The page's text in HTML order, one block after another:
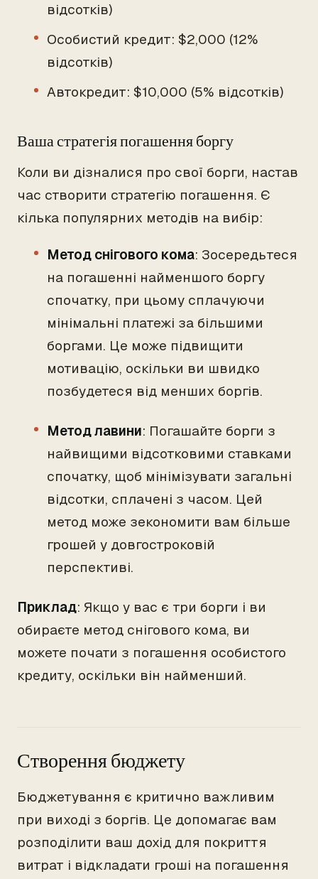
відсотків)
Особистий кредит: $2,000 (12%
відсотків)
Автокредит: $10,000 (5% відсотків)
Ваша стратегія погашення боргу
Коли ви дізналися про свої борги, настав
час створити стратегію погашення. Є
кілька популярних методів на вибір:
Метод снігового кома: Зосередьтеся
на погашенні найменшого боргу
спочатку, при цьому сплачуючи
мінімальні платежі за більшими
боргами. Це може підвищити
мотивацію, оскільки ви швидко
позбудетеся від менших боргів.
Метод лавини: Погашайте борги з
найвищими відсотковими ставками
спочатку, щоб мінімізувати загальні
відсотки, сплачені з часом. Цей
метод може зекономити вам більше
грошей у довгостроковій
перспективі.
Приклад: Якщо у вас є три борги і ви
обираєте метод снігового кома, ви
можете почати з погашення особистого
кредиту, оскільки він найменший.
Створення бюджету
Бюджетування є критично важливим
при виході з боргів. Це допомагає вам
розподілити ваш дохід для покриття
витрат і відкладати гроші на погашення